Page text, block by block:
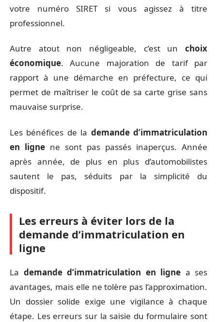
votre numéro SIRET si vous agissez à titre
professionnel.
Autre atout non négligeable, c’est un choix
économique. Aucune majoration de tarif par
rapport à une démarche en préfecture, ce qui
permet de maîtriser le coût de sa carte grise sans
mauvaise surprise.
Les bénéfices de la demande d’immatriculation
en ligne ne sont pas passés inaperçus. Année
après année, de plus en plus d’automobilistes
sautent le pas, séduits par la simplicité du
dispositif.
Les erreurs à éviter lors de la
demande d’immatriculation en
ligne
La demande d’immatriculation en ligne a ses
avantages, mais elle ne tolère pas l’approximation.
Un dossier solide exige une vigilance à chaque
étape. Les erreurs sur la saisie du formulaire sont